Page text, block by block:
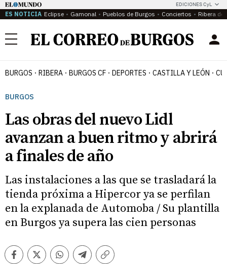
EDICIONES CyL
ES NOTICIA Eclipse Gamonal Pueblos de Burgos Conciertos Ribera del
Menú
BURGOS RIBERA BURGOS CF DEPORTES CASTILLA Y LEÓN
BURGOS
Las obras del nuevo Lidl
avanzan a buen ritmo y abrirá
a finales de año
Las instalaciones a las que se trasladará la
tienda próxima a Hipercor ya se perfilan
en la explanada de Automoba / Su plantilla
en Burgos ya supera las cien personas
FacebookTwitterWhatsappTelegramCopiar